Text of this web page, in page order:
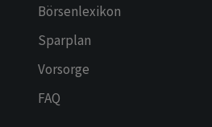
Börsenlexikon
Sparplan
Vorsorge
FAQ